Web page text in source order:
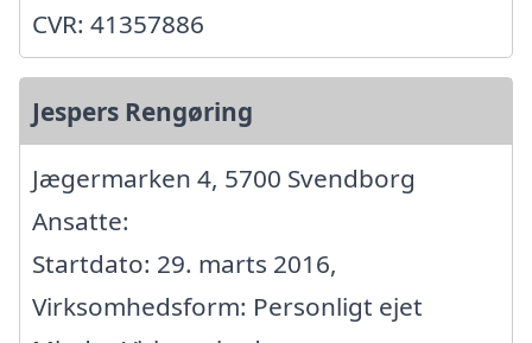
CVR: 41357886
Jespers Rengøring
Jægermarken 4, 5700 Svendborg
Ansatte:
Startdato: 29. marts 2016,
Virksomhedsform: Personligt ejet